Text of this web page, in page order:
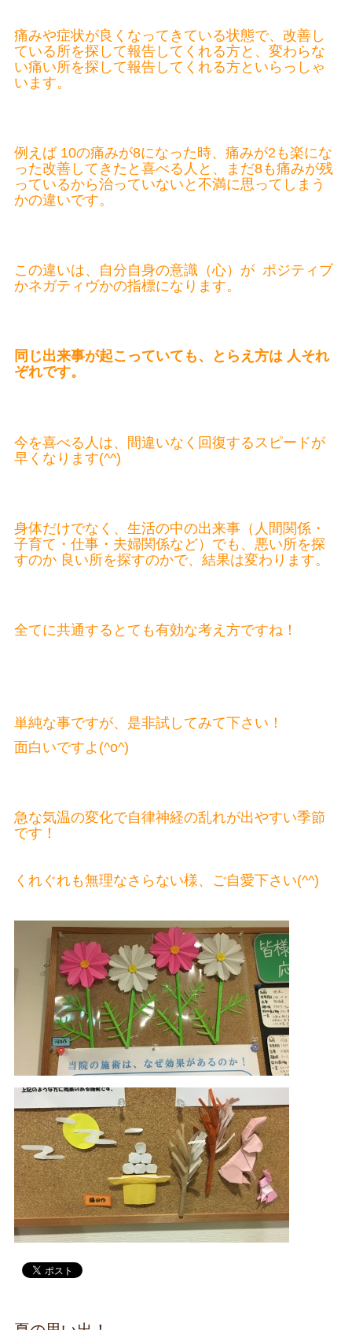
痛みや症状が良くなってきている状態で、改善し
ている所を探して報告してくれる方と、変わらな
い痛い所を探して報告してくれる方といらっしゃ
います。
例えば 10の痛みが8になった時、痛みが2も楽にな
った改善してきたと喜べる人と、まだ8も痛みが残
っているから治っていないと不満に思ってしまう
かの違いです。
この違いは、自分自身の意識（心）が ポジティブ
かネガティヴかの指標になります。
同じ出来事が起こっていても、とらえ方は 人それ
ぞれです。
今を喜べる人は、間違いなく回復するスピードが
早くなります(^^)
身体だけでなく、生活の中の出来事（人間関係・
子育て・仕事・夫婦関係など）でも、悪い所を探
すのか 良い所を探すのかで、結果は変わります。
全てに共通するとても有効な考え方ですね！
単純な事ですが、是非試してみて下さい！
面白いですよ(^o^)
急な気温の変化で自律神経の乱れが出やすい季節
です！
くれぐれも無理なさらない様、ご自愛下さい(^^)